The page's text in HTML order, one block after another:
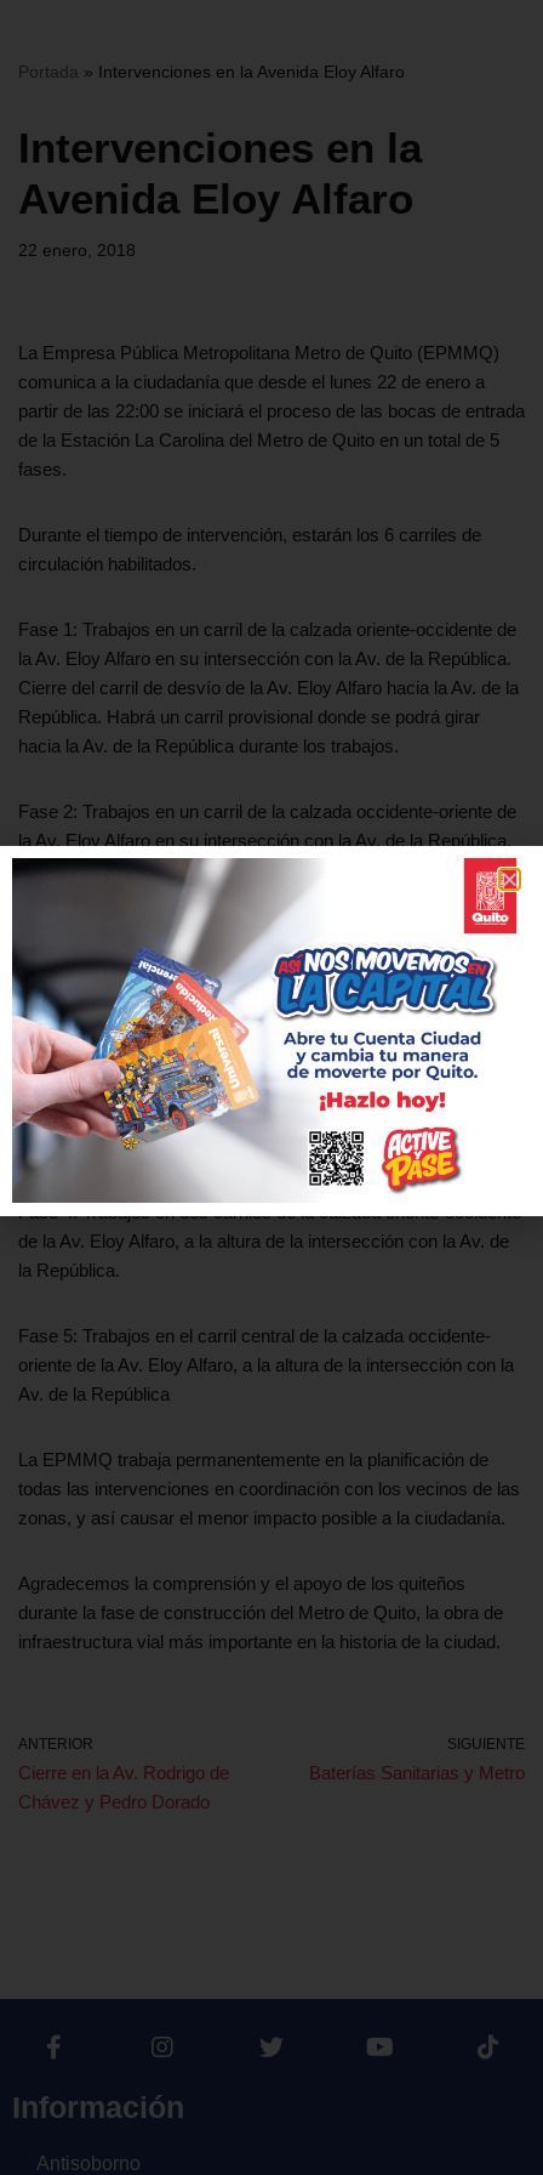
Portada » Intervenciones en la Avenida Eloy Alfaro
Intervenciones en la
Avenida Eloy Alfaro
22 enero, 2018
La Empresa Pública Metropolitana Metro de Quito (EPMMQ)
comunica a la ciudadanía que desde el lunes 22 de enero a
partir de las 22:00 se iniciará el proceso de las bocas de entrada
de la Estación La Carolina del Metro de Quito en un total de 5
fases.
Durante el tiempo de intervención, estarán los 6 carriles de
circulación habilitados.
Fase 1: Trabajos en un carril de la calzada oriente-occidente de
la Av. Eloy Alfaro en su intersección con la Av. de la República.
Cierre del carril de desvío de la Av. Eloy Alfaro hacia la Av. de la
República. Habrá un carril provisional donde se podrá girar
hacia la Av. de la República durante los trabajos.
Fase 2: Trabajos en un carril de la calzada occidente-oriente de
la Av. Eloy Alfaro en su intersección con la Av. de la República.
El carril de desvío de la Av. de la República hacia la Av. Eloy
Alfaro estará habilitado.
Estas dos primeras fases de la intervención tendrán una
duración de 3 meses. Después de los mismos vendrán otras 3
fases de construcción, que se extenderán por 3 meses más.
Fase 3: Trabajos en el parterre central y un carril de la calzada
occidente-oriente de la Av. Eloy Alfaro, a la altura de la
intersección con la Av. de la República.
Fase 4: Trabajos en dos carriles de la calzada oriente-occidente
de la Av. Eloy Alfaro, a la altura de la intersección con la Av. de
la República.
Fase 5: Trabajos en el carril central de la calzada occidente-
oriente de la Av. Eloy Alfaro, a la altura de la intersección con la
Av. de la República
La EPMMQ trabaja permanentemente en la planificación de
todas las intervenciones en coordinación con los vecinos de las
zonas, y así causar el menor impacto posible a la ciudadanía.
Agradecemos la comprensión y el apoyo de los quiteños
durante la fase de construcción del Metro de Quito, la obra de
infraestructura vial más importante en la historia de la ciudad.
ANTERIOR
Cierre en la Av. Rodrigo de
Chávez y Pedro Dorado
SIGUIENTE
Baterías Sanitarias y Metro
Información
Antisoborno